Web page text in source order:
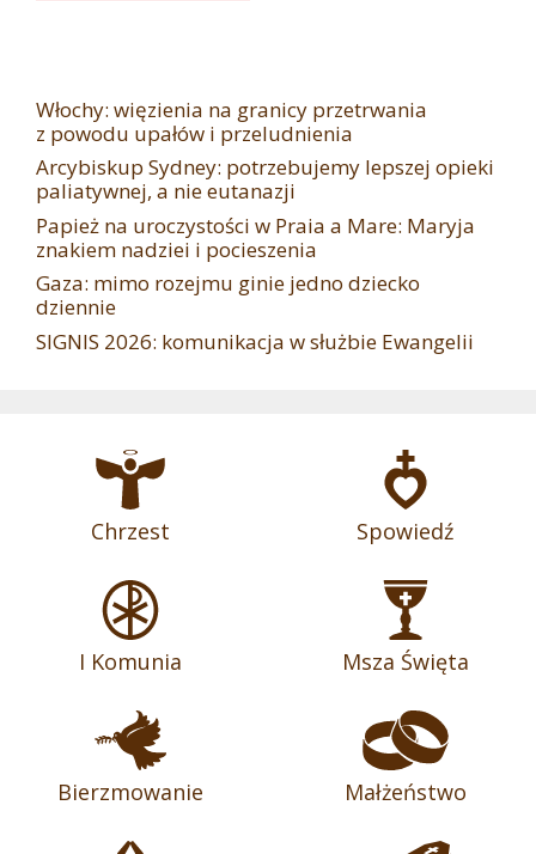
Włochy: więzienia na granicy przetrwania
z powodu upałów i przeludnienia
Arcybiskup Sydney: potrzebujemy lepszej opieki
paliatywnej, a nie eutanazji
Papież na uroczystości w Praia a Mare: Maryja
znakiem nadziei i pocieszenia
Gaza: mimo rozejmu ginie jedno dziecko
dziennie
SIGNIS 2026: komunikacja w służbie Ewangelii
Chrzest Spowiedź
I Komunia Msza Święta
Bierzmowanie Małżeństwo